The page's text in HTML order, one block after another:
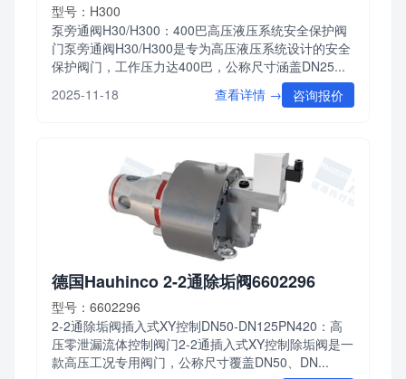
型号：H300
泵旁通阀H30/H300：400巴高压液压系统安全保护阀
门泵旁通阀H30/H300是专为高压液压系统设计的安全
保护阀门，工作压力达400巴，公称尺寸涵盖DN25...
2025-11-18
查看详情 → 咨询报价
德国Hauhinco 2-2通除垢阀6602296
型号：6602296
2-2通除垢阀插入式XY控制DN50-DN125PN420：高
压零泄漏流体控制阀门2-2通插入式XY控制除垢阀是一
款高压工况专用阀门，公称尺寸覆盖DN50、DN...